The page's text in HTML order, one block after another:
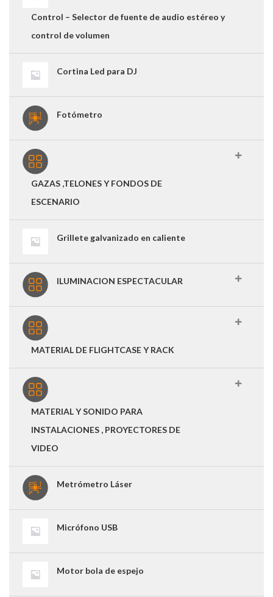
Control – Selector de fuente de audio estéreo y
control de volumen
Cortina Led para DJ
Fotómetro
GAZAS ,TELONES Y FONDOS DE
ESCENARIO
Grillete galvanizado en caliente
ILUMINACION ESPECTACULAR
MATERIAL DE FLIGHTCASE Y RACK
MATERIAL Y SONIDO PARA
INSTALACIONES , PROYECTORES DE
VIDEO
Metrómetro Láser
Micrófono USB
Motor bola de espejo